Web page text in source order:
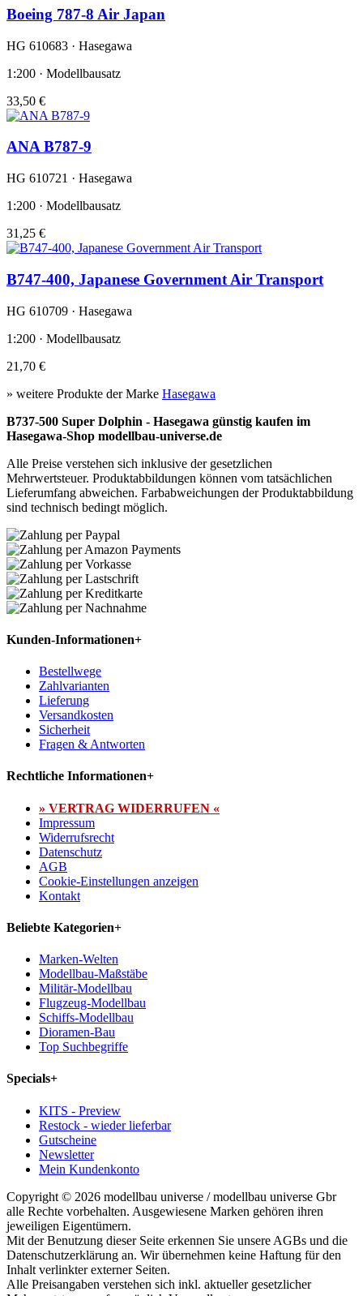
Boeing 787-8 Air Japan
HG 610683 · Hasegawa
1:200 · Modellbausatz
33,50 €
ANA B787-9
HG 610721 · Hasegawa
1:200 · Modellbausatz
31,25 €
B747-400, Japanese Government Air Transport
HG 610709 · Hasegawa
1:200 · Modellbausatz
21,70 €
» weitere Produkte der Marke Hasegawa
B737-500 Super Dolphin - Hasegawa günstig kaufen im
Hasegawa-Shop modellbau-universe.de
Alle Preise verstehen sich inklusive der gesetzlichen
Mehrwertsteuer. Produktabbildungen können vom tatsächlichen
Lieferumfang abweichen. Farbabweichungen der Produktabbildung
sind technisch bedingt möglich.
Kunden-Informationen+
Bestellwege
Zahlvarianten
Lieferung
Versandkosten
Sicherheit
Fragen & Antworten
Rechtliche Informationen+
» VERTRAG WIDERRUFEN «
Impressum
Widerrufsrecht
Datenschutz
AGB
Cookie-Einstellungen anzeigen
Kontakt
Beliebte Kategorien+
Marken-Welten
Modellbau-Maßstäbe
Militär-Modellbau
Flugzeug-Modellbau
Schiffs-Modellbau
Dioramen-Bau
Top Suchbegriffe
Specials+
KITS - Preview
Restock - wieder lieferbar
Gutscheine
Newsletter
Mein Kundenkonto
Copyright © 2026 modellbau universe / modellbau universe Gbr
alle Rechte vorbehalten. Ausgewiesene Marken gehören ihren
jeweiligen Eigentümern.
Mit der Benutzung dieser Seite erkennen Sie unsere AGBs und die
Datenschutzerklärung an. Wir übernehmen keine Haftung für den
Inhalt verlinkter externer Seiten.
Alle Preisangaben verstehen sich inkl. aktueller gesetzlicher